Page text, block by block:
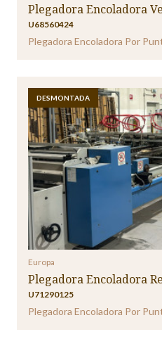
Plegadora Encoladora
U68560424
Plegadora Encoladora Por
DESMONTADA
Europa
Plegadora Encoladora
U71290125
Plegadora Encoladora Por